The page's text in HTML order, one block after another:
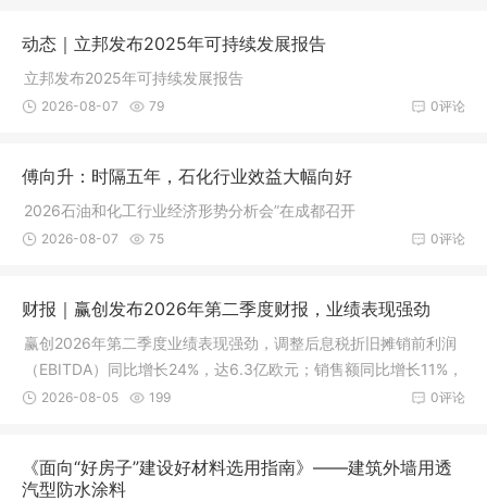
动态｜立邦发布2025年可持续发展报告​
立邦发布2025年可持续发展报告​
0评论
2026-08-07 79
傅向升：时隔五年，石化行业效益大幅向好
2026石油和化工行业经济形势分析会”在成都召开
0评论
2026-08-07 75
财报｜赢创发布2026年第二季度财报，业绩表现强劲
赢创2026年第二季度业绩表现强劲，调整后息税折旧摊销前利润
（EBITDA）同比增长24%，达6.3亿欧元；销售额同比增长11%，
销量和销售价格均提升7%。
0评论
2026-08-05 199
《面向“好房子”建设好材料选用指南》——建筑外墙用透
汽型防水涂料